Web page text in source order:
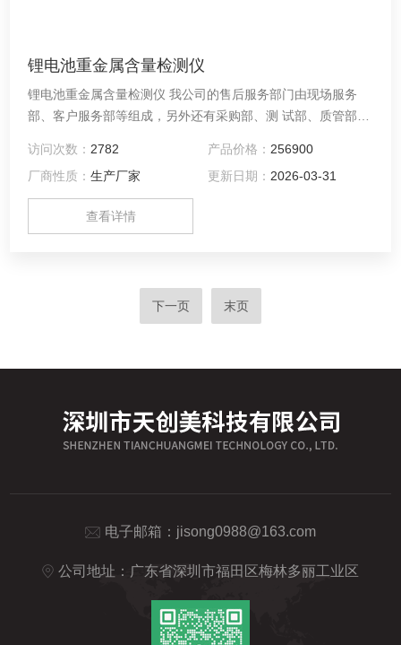
锂电池重金属含量检测仪
锂电池重金属含量检测仪 我公司的售后服务部门由现场服务
部、客户服务部等组成，另外还有采购部、测 试部、质管部等
持、 客户服务、维修测试等各种技能和专业的高级人才，充分
保证客户服务所需的人 力资源。公司的全体员工时刻关注着您
的需求，随时为您服务，时刻关注着系统 的运行状况，为您的
系统保驾护航。
访问次数： 2782 产品价格： 256900
厂商性质：生产厂家 更新日期： 2026-03-31
查看详情
下一页 末页
电子邮箱： jisong0988@163.com
公司地址：广东省深圳市福田区梅林多丽工业区